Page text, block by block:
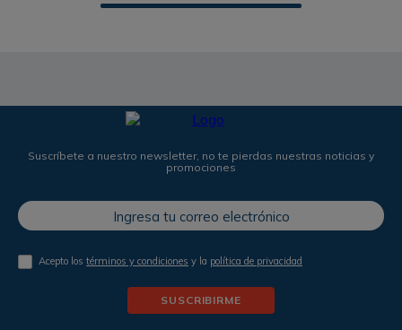
Suscríbete a nuestro newsletter, no te pierdas nuestras noticias y
promociones
Acepto lostérminos y condiciones y la política de privacidad
SUSCRIBIRME